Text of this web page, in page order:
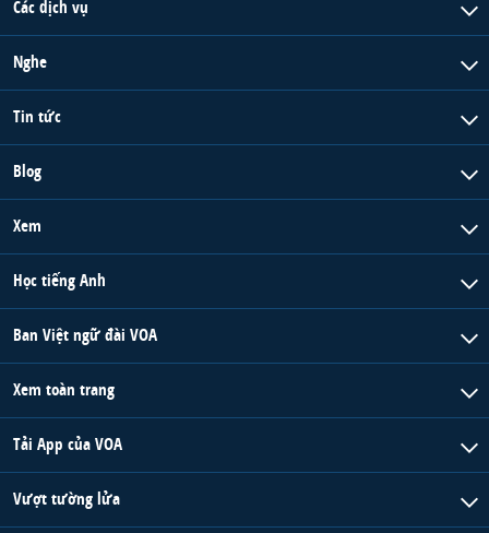
Các dịch vụ
Nghe
Tin tức
Blog
Xem
Học tiếng Anh
Ban Việt ngữ đài VOA
Xem toàn trang
Tải App của VOA
Vượt tường lửa